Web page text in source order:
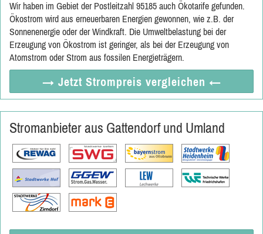
Wir haben im Gebiet der Postleitzahl 95185 auch Ökotarife gefunden.
Ökostrom wird aus erneuerbaren Energien gewonnen, wie z.B. der
Sonnenenergie oder der Windkraft. Die Umweltbelastung bei der
Erzeugung von Ökostrom ist geringer, als bei der Erzeugung von
Atomstrom oder Strom aus fossilen Energieträgern.
→ Jetzt Strompreis vergleichen ←
Stromanbieter aus Gattendorf und Umland